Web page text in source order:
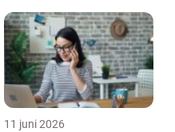
11 juni 2026